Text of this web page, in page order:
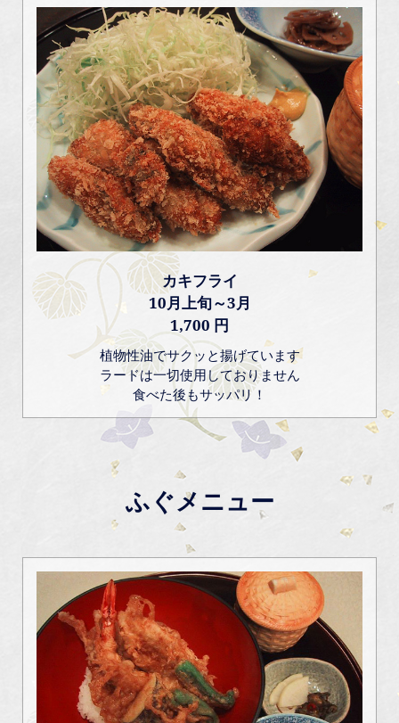
カキフライ
10月上旬～3月
1,700 円
植物性油でサクッと揚げています
ラードは一切使用しておりません
食べた後もサッパリ！
ふぐメニュー